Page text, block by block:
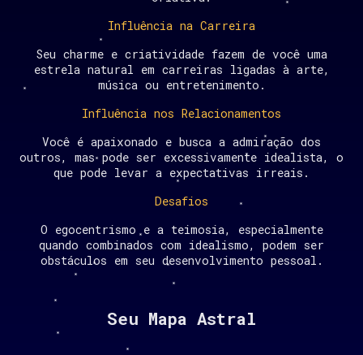
Influência na Carreira
Seu charme e criatividade fazem de você uma
estrela natural em carreiras ligadas à arte,
música ou entretenimento.
Influência nos Relacionamentos
Você é apaixonado e busca a admiração dos
outros, mas pode ser excessivamente idealista, o
que pode levar a expectativas irreais.
Desafios
O egocentrismo e a teimosia, especialmente
quando combinados com idealismo, podem ser
obstáculos em seu desenvolvimento pessoal.
Seu Mapa Astral